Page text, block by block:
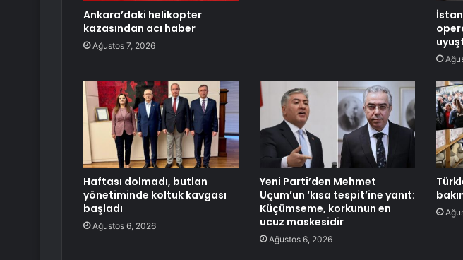
Ankara’daki helikopter
kazasından acı haber
Ağustos 7, 2026
Haftası dolmadı, butlan
yönetiminde koltuk kavgası
başladı
Ağustos 6, 2026
Yeni Parti’den Mehmet
Uçum’un ‘kısa tespit’ine yanıt:
Küçümseme, korkunun en
ucuz maskesidir
Ağustos 6, 2026